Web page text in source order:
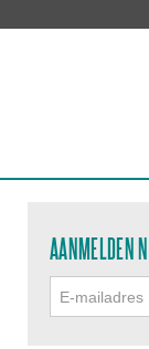
AANMELDEN